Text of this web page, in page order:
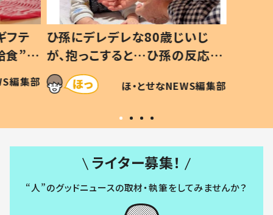
じ
応に
方な
編集部
生後8ヶ月で亡くなった息子 約
3年半後、当時の妻の日記に書い
てあった本音とは
ほ・とせなNEWS編集部
ライター募集！
“人”のグッドニュースの取材・執筆をしてみませんか？